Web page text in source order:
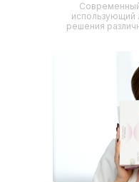
использующий
решения